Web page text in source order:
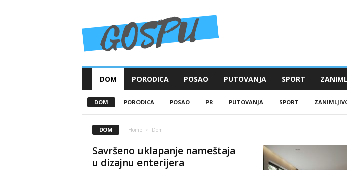
s
p
u
DOM PORODICA POSAO PUTOVANJA SPORT
DOM PORODICA POSAO PR PUTOVANJA SPORT
DOM Home Dom
Savršeno uklapanje nameštaja
u dizajnu enterijera